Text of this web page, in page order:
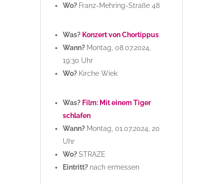
Wo? Franz-Mehring-Straße 48
Was? Konzert von Chortippus
Wann? Montag, 08.07.2024,
19:30 Uhr
Wo? Kirche Wiek
Was? Film: Mit einem Tiger
schlafen
Wann? Montag, 01.07.2024, 20
Uhr
Wo?STRAZE
Eintritt? nach ermessen